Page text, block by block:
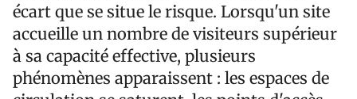
écart que se situe le risque. Lorsqu'un site
accueille un nombre de visiteurs supérieur
à sa capacité effective, plusieurs
phénomènes apparaissent : les espaces de